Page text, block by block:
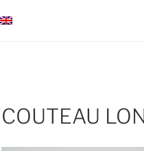
COUTEAU